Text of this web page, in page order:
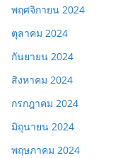
พฤศจิกายน 2024
ตุลาคม 2024
กันยายน 2024
สิงหาคม 2024
กรกฎาคม 2024
มิถุนายน 2024
พฤษภาคม 2024